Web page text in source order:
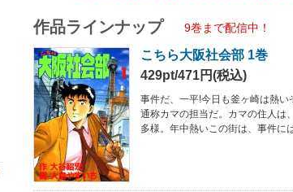
作品ラインナップ 9巻まで配信中！
こちら大阪社会部 1巻
429pt/471円(税込)
事件だ、一平!今日も釜ヶ崎は熱い
通称カマの担当だ。カマの住人は
多様。年中熱いこの街は、事件に